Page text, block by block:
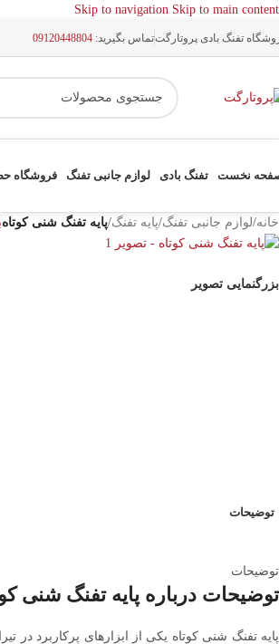
Skip to navigation Skip to main content
تفنگ بادی پروتارگتتماس بگیرید: 09120448804
نخست تفنگ بادی لوازم جانبی تفنگ فروشگاه
خانه/لوازم جانبی تفنگ/پایه تفنگ/پایه تفنگ شنی کوتاه
بزرگنمایی تصویر
توضیحات
توضیحات
توضیحات درباره پایه تفنگ شنی
پایه تفنگ شنی کوتاه یکی از ابزارهای پرکاربرد در